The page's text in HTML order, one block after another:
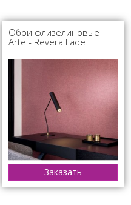
Обои флизелиновые
Arte - Revera Fade
Заказать